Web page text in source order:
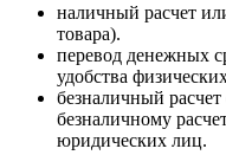
наличный расчет
товара).
перевод денежных
удобства
безналичный
безналичному
юридических лиц.